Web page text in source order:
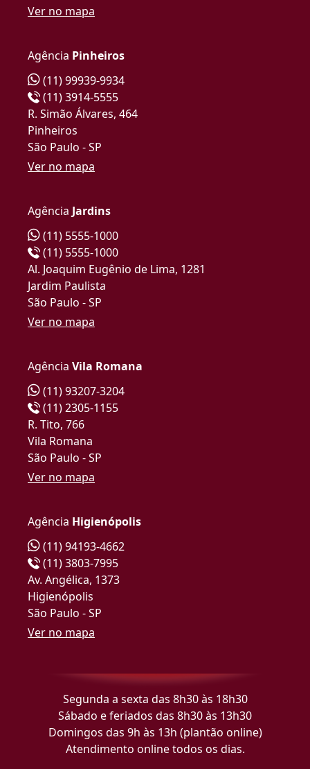
Ver no mapa
Agência Pinheiros
(11) 99939-9934
(11) 3914-5555
R. Simão Álvares, 464
Pinheiros
São Paulo - SP
Ver no mapa
Agência Jardins
(11) 5555-1000
(11) 5555-1000
Al. Joaquim Eugênio de Lima, 1281
Jardim Paulista
São Paulo - SP
Ver no mapa
Agência Vila Romana
(11) 93207-3204
(11) 2305-1155
R. Tito, 766
Vila Romana
São Paulo - SP
Ver no mapa
Agência Higienópolis
(11) 94193-4662
(11) 3803-7995
Av. Angélica, 1373
Higienópolis
São Paulo - SP
Ver no mapa
Segunda a sexta das 8h30 às 18h30
Sábado e feriados das 8h30 às 13h30
Domingos das 9h às 13h (plantão online)
Atendimento online todos os dias.